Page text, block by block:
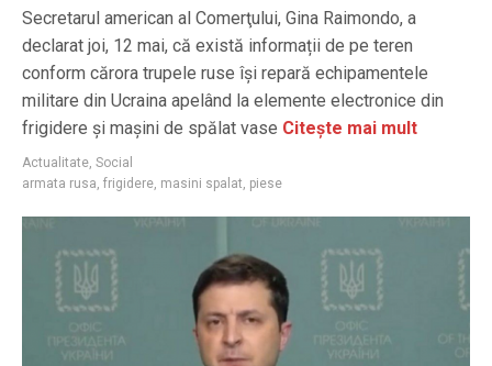
Secretarul american al Comerţului, Gina Raimondo, a
declarat joi, 12 mai, că există informații de pe teren
conform cărora trupele ruse își repară echipamentele
militare din Ucraina apelând la elemente electronice din
frigidere şi maşini de spălat vase Citește mai mult
Actualitate Social
armata rusa frigidere masini spalat piese